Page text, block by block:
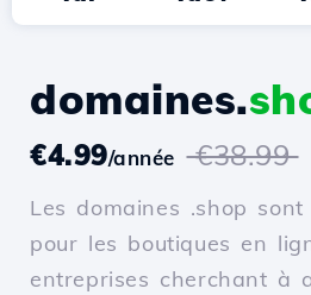
domaines.
€4.99/année €38.99
Les domaines .shop
pour les boutiques en
entreprises cherchant à